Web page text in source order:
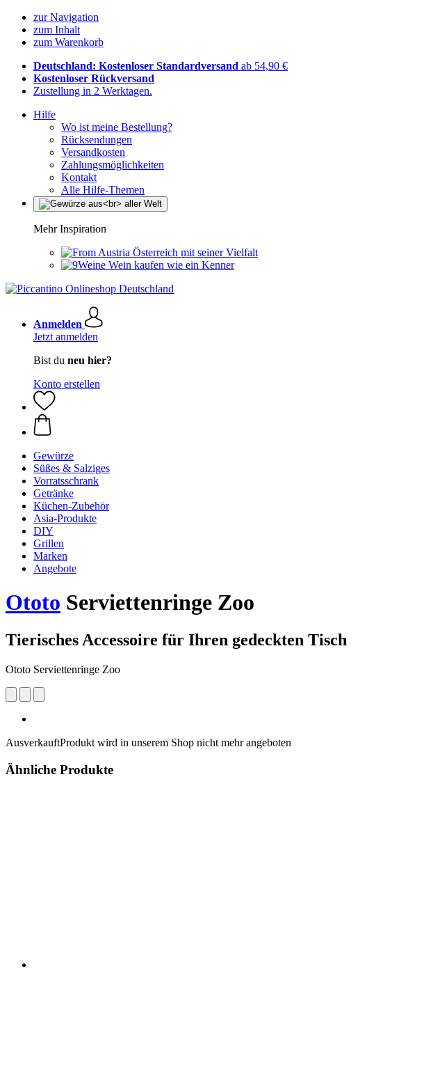
zur Navigation
zum Inhalt
zum Warenkorb
Deutschland: Kostenloser Standardversand ab 54,90 €
Kostenloser Rückversand
Zustellung in 2 Werktagen.
Hilfe
Wo ist meine Bestellung?
Rücksendungen
Versandkosten
Zahlungsmöglichkeiten
Kontakt
Alle Hilfe-Themen
Mehr Inspiration
Österreich mit seiner Vielfalt
Wein kaufen wie ein Kenner
Anmelden
Jetzt anmelden
Bist du neu hier?
Konto erstellen
Gewürze
Süßes & Salziges
Vorratsschrank
Getränke
Küchen-Zubehör
Asia-Produkte
DIY
Grillen
Marken
Angebote
Ototo Serviettenringe Zoo
Tierisches Accessoire für Ihren gedeckten Tisch
Ototo Serviettenringe Zoo
AusverkauftProdukt wird in unserem Shop nicht mehr angeboten
Ähnliche Produkte